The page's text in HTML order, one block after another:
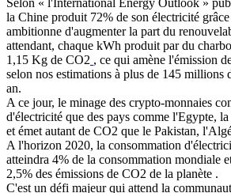
Selon « l'International Energy Outlook »
la Chine produit 72% de son électricité
ambitionne d'augmenter la part du
attendant, chaque kWh produit par du
1,15 Kg de CO2 , ce qui amène l'émission
selon nos estimations à plus de 145 millions
an.
A ce jour, le minage des crypto-monnaies
d'électricité que des pays comme l'Egypte,
et émet autant de CO2 que le Pakistan,
A l'horizon 2020, la consommation
atteindra 4% de la consommation mondiale
2,5% des émissions de CO2 de la planète .
C'est un défi majeur qui attend la